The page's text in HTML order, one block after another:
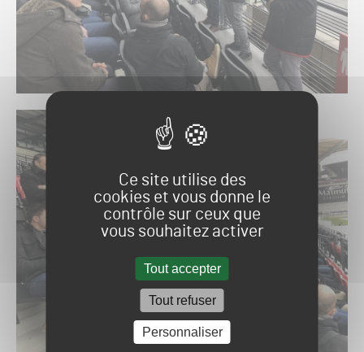
Ce site utilise des
cookies et vous donne le
contrôle sur ceux que
vous souhaitez activer
Tout accepter
Tout refuser
Personnaliser